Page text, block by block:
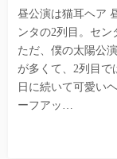
昼公演は猫耳ヘア
ンタの2列目。セン
ただ、僕の太陽公
が多くて、2列目
日に続いて可愛い
ーフアッ…